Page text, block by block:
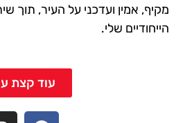
מקיף, אמין ועדכני על העיר, תוך
הייחודיים שלי.
עוד קצת